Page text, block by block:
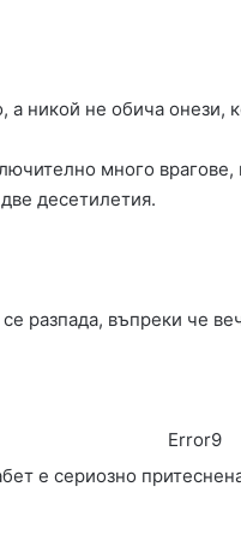
а никой не обича онези,
много
десетилетия.
разпада, въпреки че
Error9
е сериозно